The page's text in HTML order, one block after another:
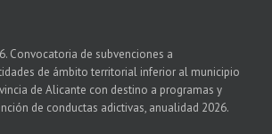
Convocatoria de subvenciones a
de ámbito territorial inferior al municipio
de Alicante con destino a programas y
de conductas adictivas, anualidad 2026.